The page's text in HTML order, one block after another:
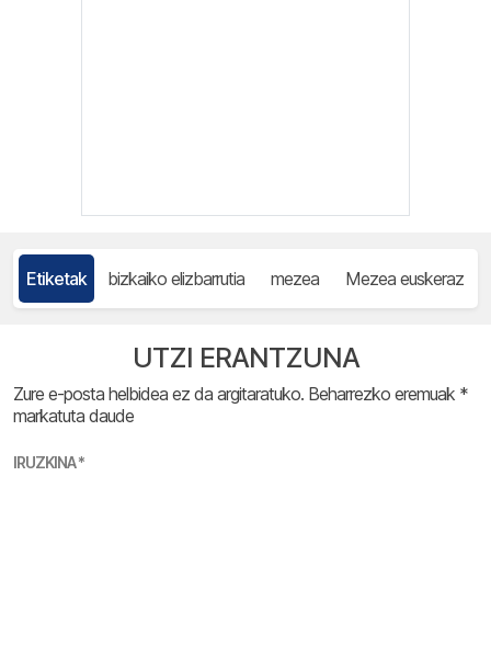
Etiketak bizkaiko elizbarrutia mezea Mezea euskeraz
UTZI ERANTZUNA
Zure e-posta helbidea ez da argitaratuko. Beharrezko eremuak *
markatuta daude
IRUZKINA*